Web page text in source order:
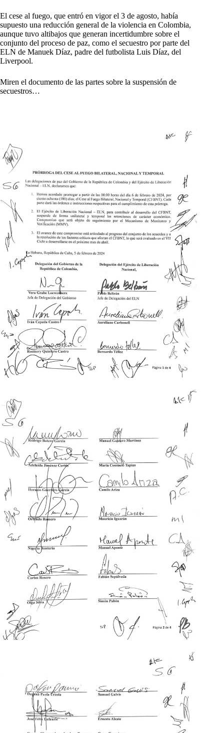
El cese al fuego, que entró en vigor el 3 de agosto, había
supuesto una reducción general de la violencia en Colombia,
aunque tuvo altibajos que generan incertidumbre sobre el
conjunto del proceso de paz, como el secuestro por parte del
ELN de Manuek Díaz, padre del futbolista Luis Díaz, del
Liverpool.
Miren el documento de las partes sobre la suspensión de
secuestros…